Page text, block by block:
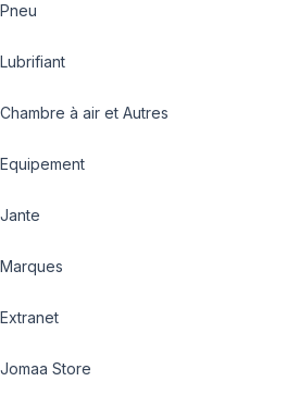
Pneu
Lubrifiant
Chambre à air et Autres
Equipement
Jante
Marques
Extranet
Jomaa Store